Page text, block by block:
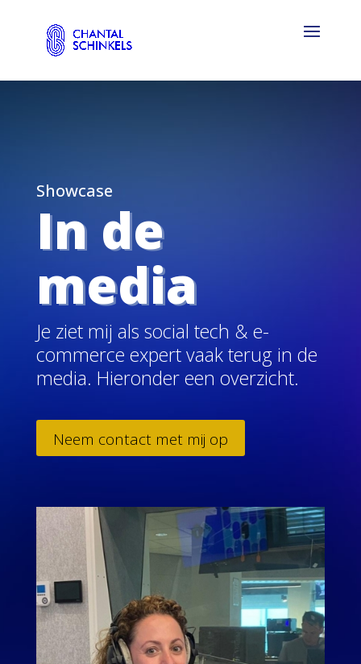
Showcase
In de
media
Je ziet mij als social tech & e-
commerce expert vaak terug in de
media. Hieronder een overzicht.
Neem contact met mij op